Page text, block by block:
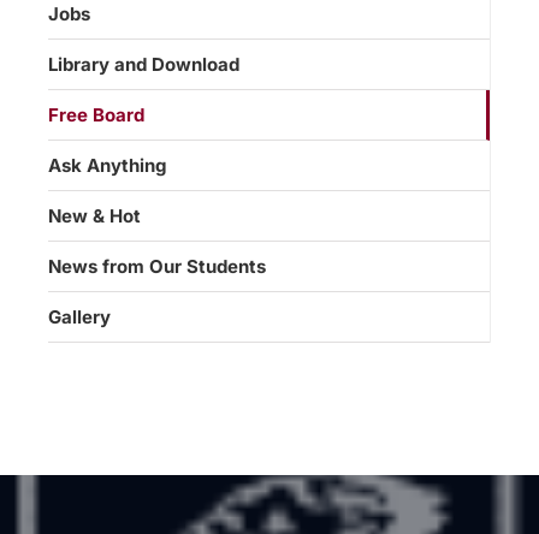
Jobs
Library and Download
Free Board
Ask Anything
New & Hot
News from Our Students
Gallery